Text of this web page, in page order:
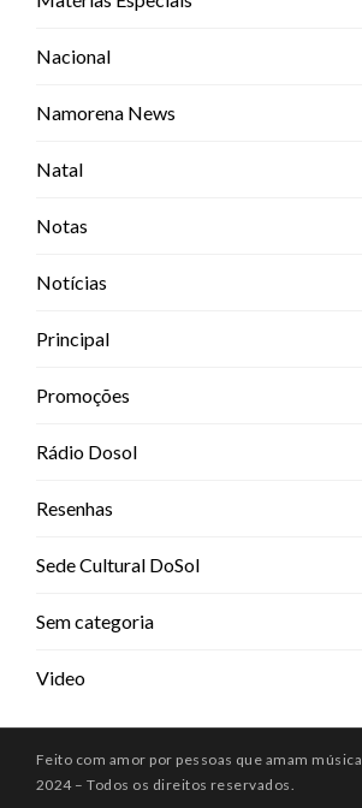
Nacional
Namorena News
Natal
Notas
Notícias
Principal
Promoções
Rádio Dosol
Resenhas
Sede Cultural DoSol
Sem categoria
Video
Feito com amor por pessoas que amam música
2024 – Todos os direitos reservados.